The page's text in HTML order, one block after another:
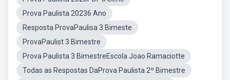
Prova Paulista 20236 Ano
Resposta ProvaPaulisa 3 Bimeste
ProvaPaulist 3 Bimestre
Prova Paulista 3 BimestreEscola Joao Ramaciotte
Todas as Respostas DaProva Paulista 2º Bimestre